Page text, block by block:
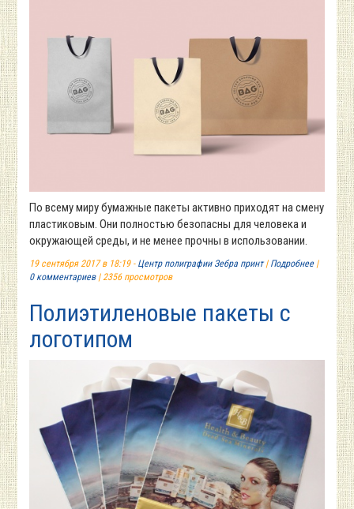
По всему миру бумажные пакеты активно приходят на смену
пластиковым. Они полностью безопасны для человека и
окружающей среды, и не менее прочны в использовании.
19 сентября 2017 в 18:19 - Центр полиграфии Зебра принт| Подробнее|
0 комментариев| 2356 просмотров
Полиэтиленовые пакеты с
логотипом